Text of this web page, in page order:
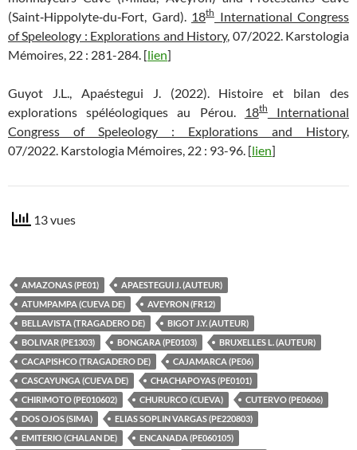
(Saint‐Hippolyte‐du‐Fort, Gard). 18th International Congress
of Speleology : Explorations and History, 07/2022. Karstologia
Mémoires, 22 : 281-284. [lien]
Guyot J.L., Apaéstegui J. (2022). Histoire et bilan des
explorations spéléologiques au Pérou. 18thInternational
Congress of Speleology : Explorations and History,
07/2022. Karstologia Mémoires, 22 : 93-96. [lien]
13 vues
AMAZONAS (PE01)
APAESTEGUI J. (AUTEUR)
ATUMPAMPA (CUEVA DE)
AVEYRON (FR12)
BELLAVISTA (TRAGADERO DE)
BIGOT J.Y. (AUTEUR)
BOLIVAR (PE1303)
BONGARA (PE0103)
BRUXELLES L. (AUTEUR)
CACAPISHCO (TRAGADERO DE)
CAJAMARCA (PE06)
CASCAYUNGA (CUEVA DE)
CHACHAPOYAS (PE0101)
CHIRIMOTO (PE010602)
CHURURCO (CUEVA)
CUTERVO (PE0606)
DOS OJOS (SIMA)
ELIAS SOPLIN VARGAS (PE220803)
EMITERIO (CHALAN DE)
ENCANADA (PE060105)